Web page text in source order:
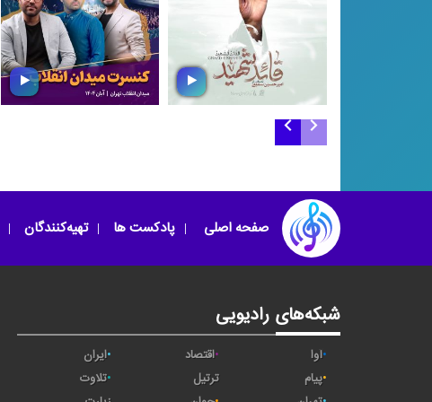
صفحه اصلی پادکست ها تهیه‌کنندگان
شبکه‌های رادیویی
آوا اقتصاد
ایران
پیام
ترتیل
تلاوت